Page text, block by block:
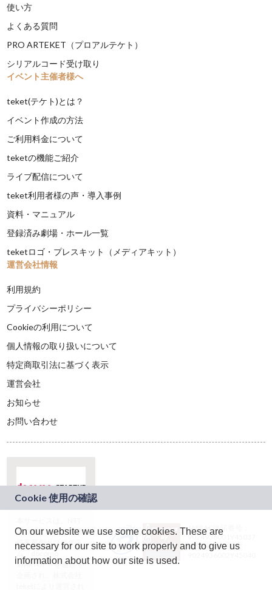
使い方
よくある質問
PRO ARTEKET（プロアルテケト）
シリアルコード受け取り
イベント主催者様へ
teket(テケト)とは？
イベント作成の方法
ご利用料金について
teketの機能ご紹介
ライブ配信について
teket利用者様の声・導入事例
資料・マニュアル
登録済み劇場・ホール一覧
teketロゴ・プレスキット（メディアキット）
運営会社情報
利用規約
プライバシーポリシー
Cookieの利用について
個人情報の取り扱いについて
特定商取引法に基づく表示
運営会社
お知らせ
お問い合わせ
ドコモグループの新
規事業創出プログラ
ム「docomo
STARTUP」を通じて
JASRAC許諾番号：
9024936001Y45037
JASRAC許諾番号：
On our website we use some cookies. These are
necessary for our site to work properly and to give us
information about how our site is used.